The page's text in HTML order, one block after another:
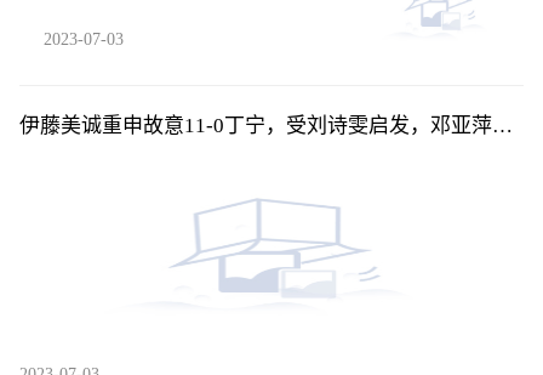
2023-07-03
伊藤美诚重申故意11-0丁宁，受刘诗雯启发，邓亚萍曾